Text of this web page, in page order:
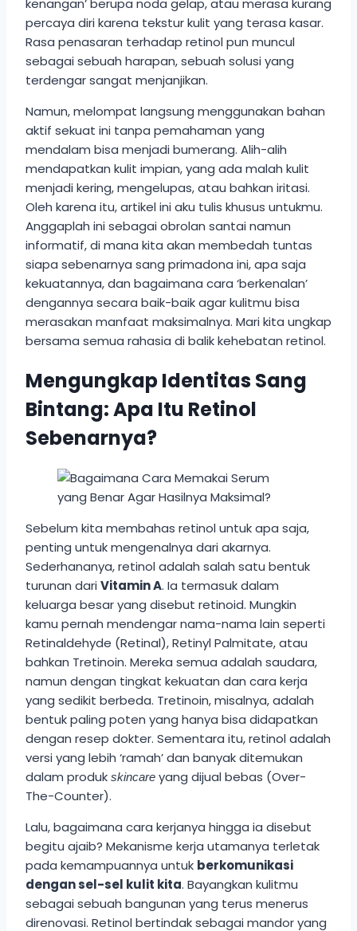
kenangan’ berupa noda gelap, atau merasa kurang
percaya diri karena tekstur kulit yang terasa kasar.
Rasa penasaran terhadap retinol pun muncul
sebagai sebuah harapan, sebuah solusi yang
terdengar sangat menjanjikan.
Namun, melompat langsung menggunakan bahan
aktif sekuat ini tanpa pemahaman yang
mendalam bisa menjadi bumerang. Alih-alih
mendapatkan kulit impian, yang ada malah kulit
menjadi kering, mengelupas, atau bahkan iritasi.
Oleh karena itu, artikel ini aku tulis khusus untukmu.
Anggaplah ini sebagai obrolan santai namun
informatif, di mana kita akan membedah tuntas
siapa sebenarnya sang primadona ini, apa saja
kekuatannya, dan bagaimana cara ‘berkenalan’
dengannya secara baik-baik agar kulitmu bisa
merasakan manfaat maksimalnya. Mari kita ungkap
bersama semua rahasia di balik kehebatan retinol.
Mengungkap Identitas Sang
Bintang: Apa Itu Retinol
Sebenarnya?
Sebelum kita membahas retinol untuk apa saja,
penting untuk mengenalnya dari akarnya.
Sederhananya, retinol adalah salah satu bentuk
turunan dari Vitamin A. Ia termasuk dalam
keluarga besar yang disebut retinoid. Mungkin
kamu pernah mendengar nama-nama lain seperti
Retinaldehyde (Retinal), Retinyl Palmitate, atau
bahkan Tretinoin. Mereka semua adalah saudara,
namun dengan tingkat kekuatan dan cara kerja
yang sedikit berbeda. Tretinoin, misalnya, adalah
bentuk paling poten yang hanya bisa didapatkan
dengan resep dokter. Sementara itu, retinol adalah
versi yang lebih ‘ramah’ dan banyak ditemukan
dalam produk skincare yang dijual bebas (Over-
The-Counter).
Lalu, bagaimana cara kerjanya hingga ia disebut
begitu ajaib? Mekanisme kerja utamanya terletak
pada kemampuannya untuk berkomunikasi
dengan sel-sel kulit kita. Bayangkan kulitmu
sebagai sebuah bangunan yang terus menerus
direnovasi. Retinol bertindak sebagai mandor yang